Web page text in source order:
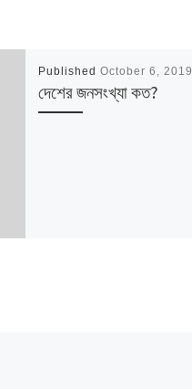
PublishedOctober 6, 2019
দেশের জনসংখ্যা কত?